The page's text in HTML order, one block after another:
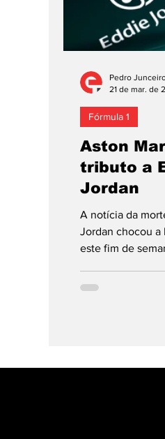
Aston
tributo a
Jordan
A notícia da
Jordan chocou a
este fim de
mais “sentiu”
Fórmula 1
Pedro
21 de mar. de